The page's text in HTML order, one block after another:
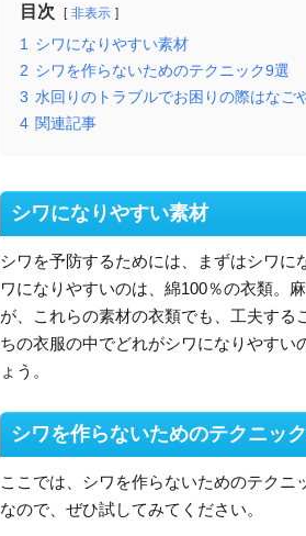
目次 非表示
1 シワになりやすい素材
2 シワを作らないためのテクニック9選
3 水回りのトラブルでお困りの際はなご
4 関連記事
シワになりやすい素材
シワを予防するためには、まずはシワ
ワになりやすいのは、綿100％の衣類。
が、これらの素材の衣類でも、工夫す
ちの衣服の中でどれがシワになりやすい
ょう。
シワを作らないためのテクニッ
ここでは、シワを作らないためのテクニ
なので、ぜひ試してみてください。